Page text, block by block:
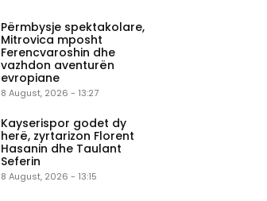
Përmbysje spektakolare,
Mitrovica mposht
Ferencvaroshin dhe
vazhdon aventurën
evropiane
8 August, 2026 - 13:27
Kayserispor godet dy
herë, zyrtarizon Florent
Hasanin dhe Taulant
Seferin
8 August, 2026 - 13:15